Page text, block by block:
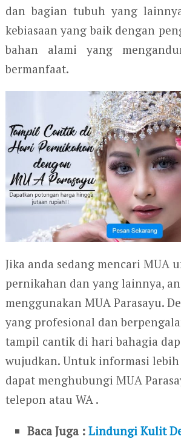
dan bagian tubuh yang
kebiasaan yang baik dengan
bahan alami yang
bermanfaat.
Jika anda sedang mencari MUA
pernikahan dan yang lainnya,
menggunakan MUA Parasayu.
yang profesional dan
tampil cantik di hari bahagia
wujudkan. Untuk informasi
dapat menghubungi MUA
telepon atau WA .
Baca Juga :Lindungi Kulit